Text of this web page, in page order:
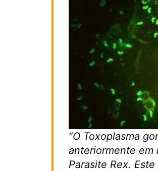
“O Toxoplasma
anteriormente em
Parasite Rex.